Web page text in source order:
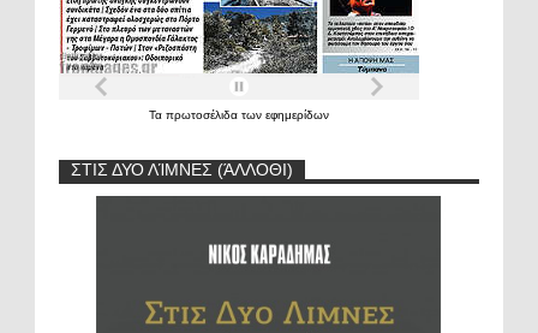
Τα πρωτοσέλιδα των εφημερίδων
ΣΤΙΣ ΔΥΟ ΛΊΜΝΕΣ (ΆΛΛΟΘΙ)